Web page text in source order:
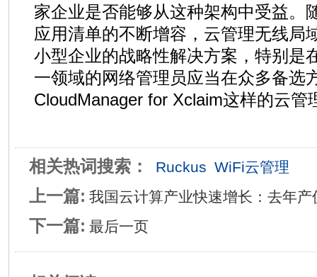
家企业是否能够从这种架构中受益。
应用清单的不断增容，云管理无线局
小型企业的战略性解决方案，特别是
一领域的网络管理员应当在众多备选
CloudManager for Xclaim这样的云管
相关热词搜索： Ruckus WiFi云管理
上一篇: 我国云计算产业快速增长：去年
下一篇: 最后一页